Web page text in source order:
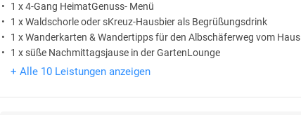
1 x 4-Gang HeimatGenuss- Menü
1 x Waldschorle oder sKreuz-Hausbier als Begrüßungsdrink
1 x Wanderkarten & Wandertipps für den Albschäferweg vom Haus
1 x süße Nachmittagsjause in der GartenLounge
+ Alle 10 Leistungen anzeigen